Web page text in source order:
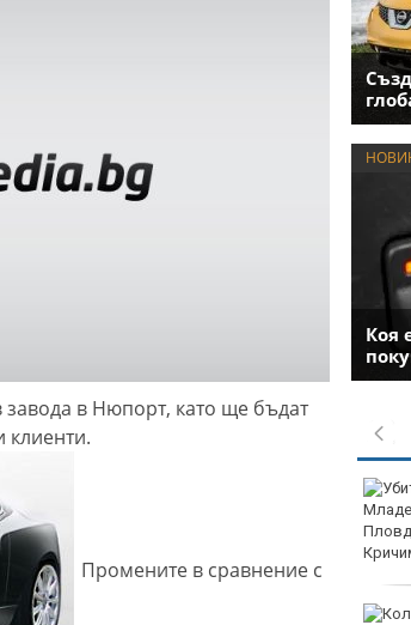
в Нюпорт, като ще бъдат
клиенти.
Промените в сравнение с
Коя